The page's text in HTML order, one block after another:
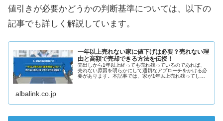
値引きが必要かどうかの判断基準については、以下の
記事でも詳しく解説しています。
一年以上売れない家に値下げは必要？売れない理
由と高額で売却できる方法を伝授！
売出しから1年以上経っても売れ残っているのであれば、
売れない原因を明らかにして適切なアプローチをかける必
要があります。本記事では、家が1年以上売れ残ってしま
albalink.co.jp